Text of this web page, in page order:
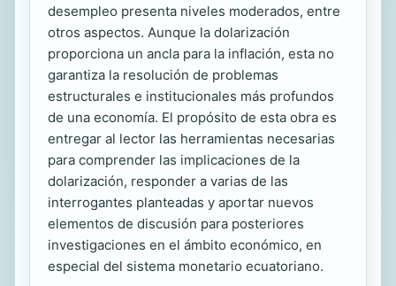
desempleo presenta niveles moderados, entre
otros aspectos. Aunque la dolarización
proporciona un ancla para la inflación, esta no
garantiza la resolución de problemas
estructurales e institucionales más profundos
de una economía. El propósito de esta obra es
entregar al lector las herramientas necesarias
para comprender las implicaciones de la
dolarización, responder a varias de las
interrogantes planteadas y aportar nuevos
elementos de discusión para posteriores
investigaciones en el ámbito económico, en
especial del sistema monetario ecuatoriano.